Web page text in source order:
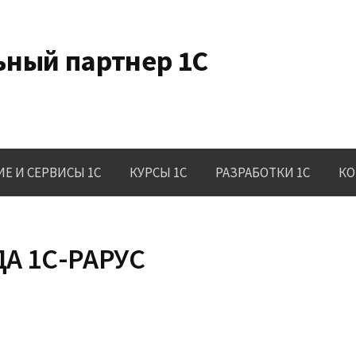
партнер 1С
И СЕРВИСЫ 1C КУРСЫ 1С РАЗРАБОТКИ 1С
1С-РАРУС